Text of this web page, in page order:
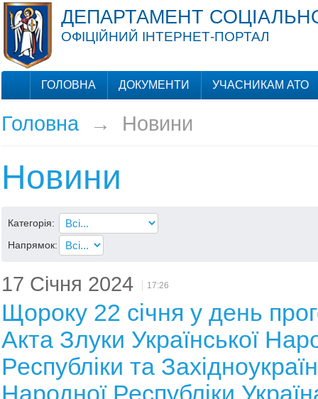
ДЕПАРТАМЕНТ
ОФІЦІЙНИЙ ІНТЕРНЕТ-ПОРТАЛ
ГОЛОВНА ДОКУМЕНТИ УЧАСНИКАМ АТО
Головна→ Новини
Новини
Категорія:
Напрямок:
17 Січня 2024 17:26
Щороку 22 січня у день
Акта Злуки Української
Республіки та
Народної Республіки